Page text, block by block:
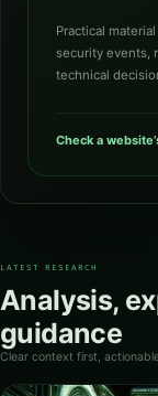
Practical
security events,
technical
Check a
LATEST RESEARCH
Analysis,
guidance
Clear context first,